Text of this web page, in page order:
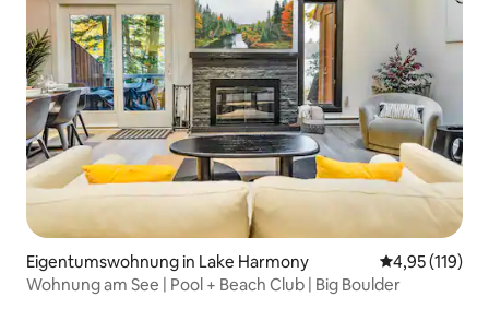
Eigentumswohnung in Lake Harmony
4,95 (119)
Wohnung am See | Pool + Beach Club | Big Boulder